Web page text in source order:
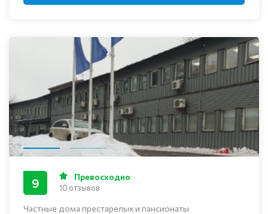
Частные дома престарелых и пансионаты
9 Превосходно
10 отзывов